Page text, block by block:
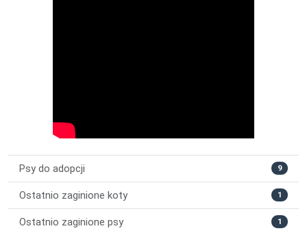
Psy do adopcji 9
Ostatnio zaginione koty 1
Ostatnio zaginione psy 1